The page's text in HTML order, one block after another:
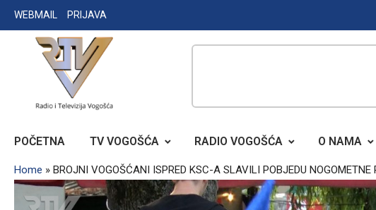
Skip
to
WEBMAIL PRIJAVA
RADIO TELEVIZIJA VOGOŠĆA
POČETNA TV VOGOŠĆA RADIO VOGOŠĆA O NAMA
Home » BROJNI VOGOŠĆANI ISPRED KSC-A SLAVILI POBJEDU NOGOMETNE